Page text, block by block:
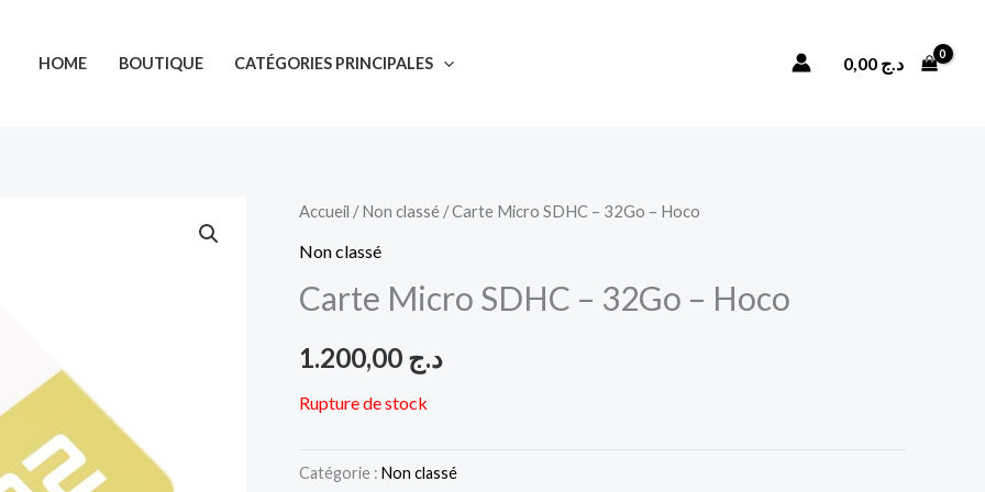
HOME BOUTIQUE CATÉGORIES PRINCIPALES Rechercher د.ج 0,00
Accueil /Non classé / Carte Micro SDHC – 32Go – Hoco
Non classé
Carte Micro SDHC – 32Go – Hoco
د.ج
Rupture de stock
Catégorie : Non classé